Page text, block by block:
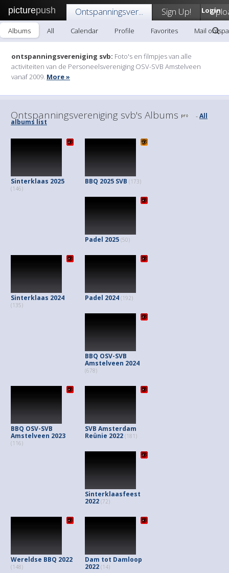
picturepush Login
Ontspanningsver... Sign Up!
Albums All Calendar Profile Favorites Mail
ontspanningsvereniging svb: Foto's en filmpjes van alle
activiteiten van de Personeelsvereniging OSV-SVB Amstelveen
vanaf 2009. More »
Ontspanningsvereniging svb's Albums -All
albums list
Sinterklaas 2025
(146)
BBQ 2025 SVB (173)
Padel 2025 (50)
Sinterklaas 2024
(135)
Padel 2024 (192)
BBQ OSV-SVB
Amstelveen 2024
(678)
BBQ OSV-SVB
Amstelveen 2023
(116)
SVB Amsterdam
Reünie 2022 (181)
Sinterklaasfeest
2022 (72)
Wereldse BBQ 2022
(148)
Dam tot Damloop
2022 (14)